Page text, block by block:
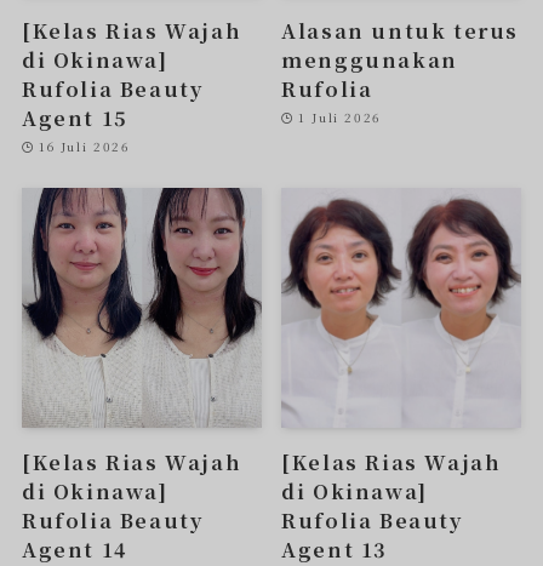
[Kelas Rias Wajah
di Okinawa]
Rufolia Beauty
Agent 15
16 Juli 2026
Alasan untuk terus
menggunakan
Rufolia
1 Juli 2026
[Kelas Rias Wajah
di Okinawa]
Rufolia Beauty
Agent 14
[Kelas Rias Wajah
di Okinawa]
Rufolia Beauty
Agent 13